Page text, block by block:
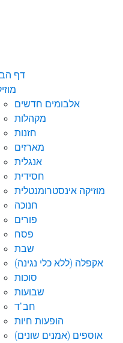
דף
אלבומים חדשים
מקהלות
חזנות
מארזים
אנגלית
חסידית
מוזיקה אינסטרומנטלית
חנוכה
פורים
פסח
שבת
אקפלה (ללא כלי נגינה)
סוכות
שבועות
חב"ד
הופעות חיות
אוספים (אמנים שונים)